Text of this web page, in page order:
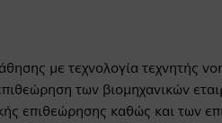
με τεχνολογία τεχνητής
των βιομηχανικών
επιθεώρησης καθώς και των